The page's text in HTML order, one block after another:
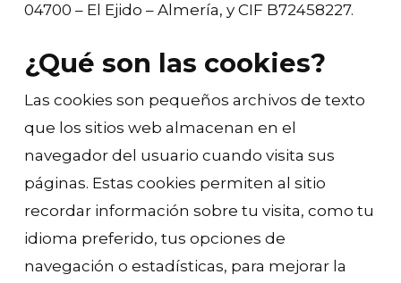
04700 – El Ejido – Almería, y CIF B72458227.
¿Qué son las cookies?
Las cookies son pequeños archivos de texto
que los sitios web almacenan en el
navegador del usuario cuando visita sus
páginas. Estas cookies permiten al sitio
recordar información sobre tu visita, como tu
idioma preferido, tus opciones de
navegación o estadísticas, para mejorar la